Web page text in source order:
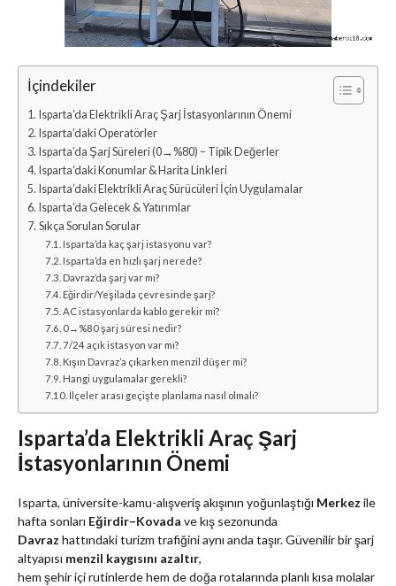
İçindekiler
Isparta’da Elektrikli Araç Şarj İstasyonlarının Önemi
Isparta’daki Operatörler
Isparta’da Şarj Süreleri (0→%80) – Tipik Değerler
Isparta’daki Konumlar & Harita Linkleri
Isparta’daki Elektrikli Araç Sürücüleri İçin Uygulamalar
Isparta’da Gelecek & Yatırımlar
Sıkça Sorulan Sorular
Isparta’da kaç şarj istasyonu var?
Isparta’da en hızlı şarj nerede?
Davraz’da şarj var mı?
Eğirdir/Yeşilada çevresinde şarj?
AC istasyonlarda kablo gerekir mi?
0→%80 şarj süresi nedir?
7/24 açık istasyon var mı?
Kışın Davraz’a çıkarken menzil düşer mi?
Hangi uygulamalar gerekli?
İlçeler arası geçişte planlama nasıl olmalı?
Isparta’da Elektrikli Araç Şarj
İstasyonlarının Önemi
Isparta, üniversite-kamu-alışveriş akışının yoğunlaştığı Merkez ile
hafta sonları Eğirdir–Kovada ve kış sezonunda
Davraz hattındaki turizm trafiğini aynı anda taşır. Güvenilir bir şarj
altyapısı menzil kaygısını azaltır,
hem şehir içi rutinlerde hem de doğa rotalarında planlı kısa molalar